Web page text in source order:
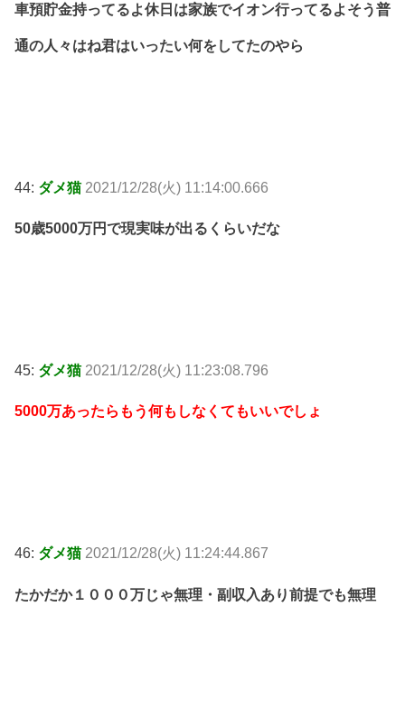
車預貯金持ってるよ休日は家族でイオン行ってるよそう普
通の人々はね君はいったい何をしてたのやら
44: ダメ猫 2021/12/28(火) 11:14:00.666
50歳5000万円で現実味が出るくらいだな
45: ダメ猫 2021/12/28(火) 11:23:08.796
5000万あったらもう何もしなくてもいいでしょ
46: ダメ猫 2021/12/28(火) 11:24:44.867
たかだか１０００万じゃ無理・副収入あり前提でも無理